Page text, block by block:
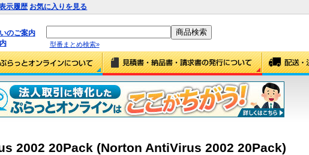
示履歴 お気に入りを見る
のご案内
型番まとめ検索»
2002 20Pack (Norton AntiVirus 2002 20Pack)